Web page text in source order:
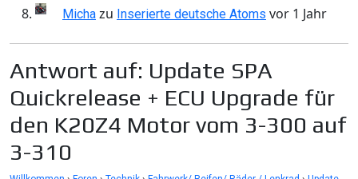
Micha zu Inserierte deutsche Atoms vor 1 Jahr
Antwort auf: Update SPA
Quickrelease + ECU Upgrade für
den K20Z4 Motor vom 3-300 auf
3-310